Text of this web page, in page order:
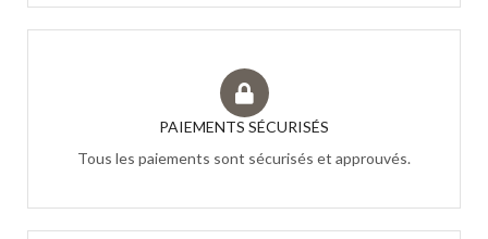
PAIEMENTS SÉCURISÉS
Tous les paiements sont sécurisés et approuvés.